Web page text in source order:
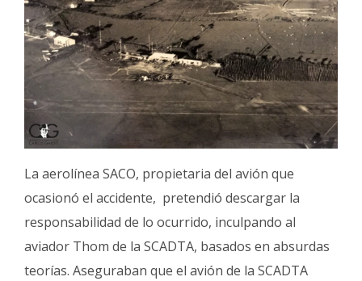
La aerolínea SACO, propietaria del avión que
ocasionó el accidente, pretendió descargar la
responsabilidad de lo ocurrido, inculpando al
aviador Thom de la SCADTA, basados en absurdas
teorías. Aseguraban que el avión de la SCADTA